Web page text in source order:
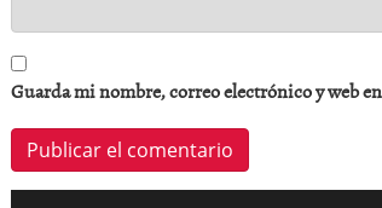
Guarda mi nombre, correo electrónico y web